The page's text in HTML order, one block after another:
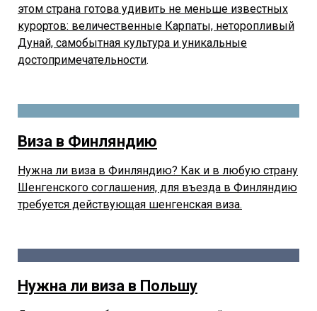
этом страна готова удивить не меньше известных
курортов: величественные Карпаты, неторопливый
Дунай, самобытная культура и уникальные
достопримечательности.
Виза в Финляндию
Нужна ли виза в Финляндию? Как и в любую страну
Шенгенского соглашения, для въезда в Финляндию
требуется действующая шенгенская виза.
Нужна ли виза в Польшу